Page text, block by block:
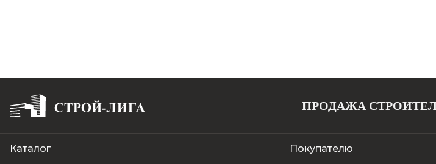
ПРОДАЖА
Каталог Покупателю